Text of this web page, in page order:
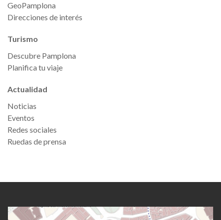
GeoPamplona
Direcciones de interés
Turismo
Descubre Pamplona
Planifica tu viaje
Actualidad
Noticias
Eventos
Redes sociales
Ruedas de prensa